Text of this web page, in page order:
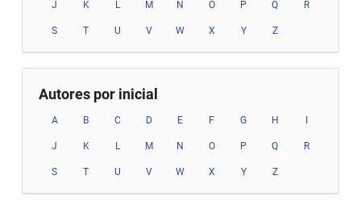
J K L M N O P Q R
S T U V W X Y Z
Autores por inicial
A B C D E F G H
J K L M N O P Q R
S T U V W X Y Z